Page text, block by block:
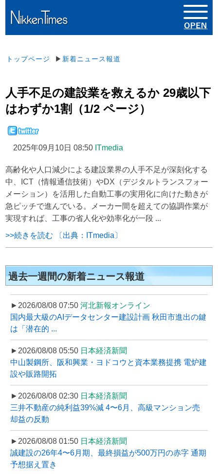
トップページ ▶ 新着ニュース報道
人手不足の建設業を救えるか 29歳以下
はわずか1割（1/2 ページ）
2025年09月10日 08:50 ITmedia
高齢化や人口減少による建設業界の人手不足が深刻化する
中、ICT（情報通信技術）やDX（デジタルトランスフォー
メーション）を活用した自動工事の実用化に向けた動きが
急ピッチで進んでいる。メーカー間を超えての協調作業が
実現すれば、工事の省人化や効率化が一段 ...
>>続きを読む 〔出典：ITmedia〕
過去一週間の新着ニュース報道
►2026/08/08 07:50 河北新報オンライン
国内最大級のAIデータセンター建設計画 秋田市進出の鍵
は「潜在的 ...
►2026/08/08 05:50 日本経済新聞
中山製鋼所、阪和興業・ヨドコウと資本業務提携 電炉建
設や販路開拓
►2026/08/08 02:30 日本経済新聞
三井不動産の純利益39%減 4〜6月、高級マンション売
却益の反動
►2026/08/08 01:50 日本経済新聞
誠建設の26年4〜6月期、最終損益が500万円の赤字 通期
予想据え置き